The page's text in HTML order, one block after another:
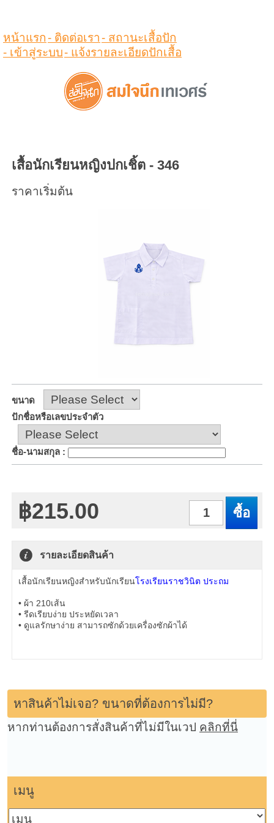
หน้าแรก- ติดต่อเรา- สถานะเสื้อปัก
- เข้าสู่ระบบ- แจ้งรายละเอียดปักเสื้อ
เสื้อนักเรียนหญิงปกเชิ้ต - 346
ราคาเริ่มต้น
ขนาด
ปักชื่อหรือเลขประจำตัว
ชื่อ-นามสกุล :
฿215.00
รายละเอียดสินค้า
เสื้อนักเรียนหญิงสำหรับนักเรียนโรงเรียนราชวินิต ประถม
• ผ้า 210เส้น
• รีดเรียบง่าย ประหยัดเวลา
• ดูแลรักษาง่าย สามารถซักด้วยเครื่องซักผ้าได้
หาสินค้าไม่เจอ? ขนาดที่ต้องการไม่มี?
หากท่านต้องการสั่งสินค้าที่ไม่มีในเวป คลิกที่นี่
เมนู